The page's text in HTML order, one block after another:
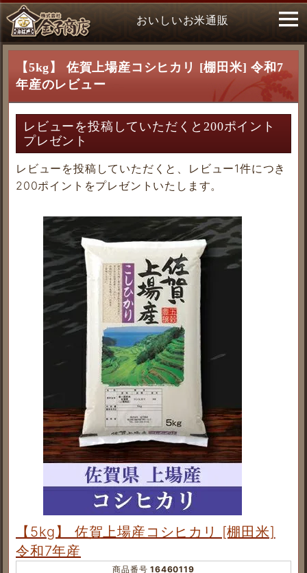
おいしいお米通販
【5kg】 佐賀上場産コシヒカリ [棚田米] 令和7
年産のレビュー
レビューを投稿していただくと200ポイント
プレゼント
レビューを投稿していただくと、レビュー1件につき
200ポイントをプレゼントいたします。
【5kg】 佐賀上場産コシヒカリ [棚田米]
令和7年産
商品番号 16460119